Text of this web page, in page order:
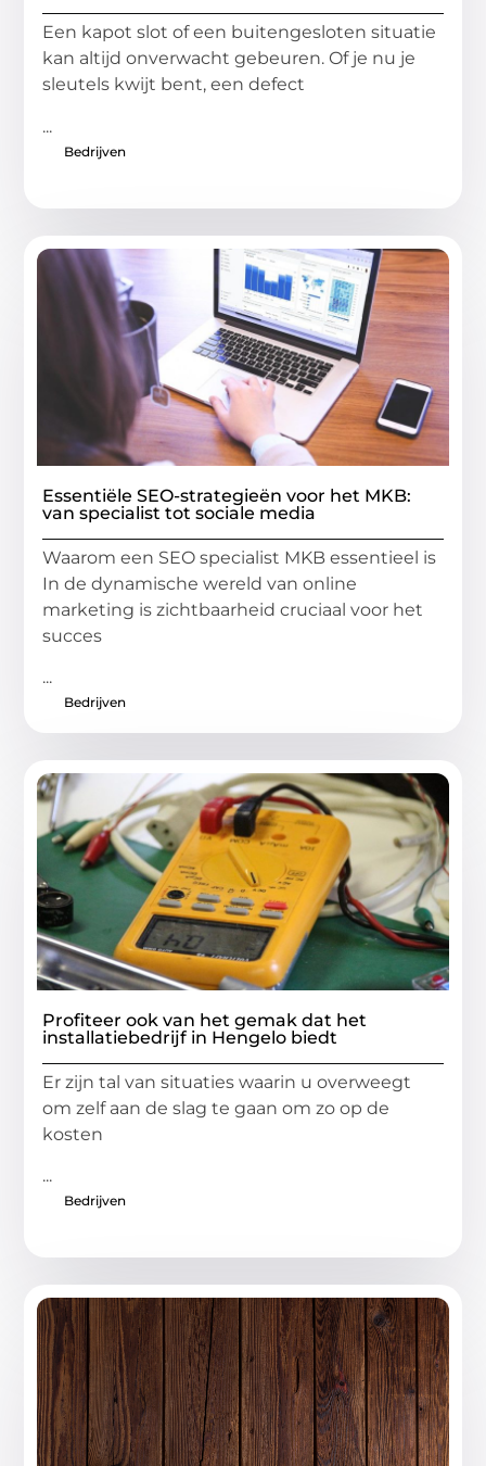
Een kapot slot of een buitengesloten situatie
kan altijd onverwacht gebeuren. Of je nu je
sleutels kwijt bent, een defect
...
Bedrijven
Essentiële SEO-strategieën voor het MKB:
van specialist tot sociale media
Waarom een SEO specialist MKB essentieel is
In de dynamische wereld van online
marketing is zichtbaarheid cruciaal voor het
succes
...
Bedrijven
Profiteer ook van het gemak dat het
installatiebedrijf in Hengelo biedt
Er zijn tal van situaties waarin u overweegt
om zelf aan de slag te gaan om zo op de
kosten
...
Bedrijven